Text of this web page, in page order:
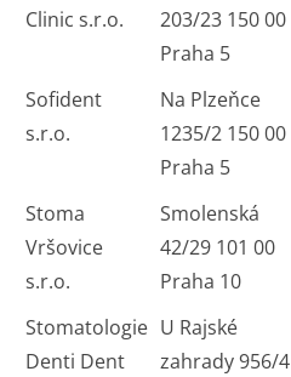
Clinic s.r.o.
203/23 150 00
Praha 5
Sofident
s.r.o.
Na Plzeňce
1235/2 150 00
Praha 5
Stoma
Vršovice
s.r.o.
Smolenská
42/29 101 00
Praha 10
Stomatologie
Denti Dent
U Rajské
zahrady 956/4